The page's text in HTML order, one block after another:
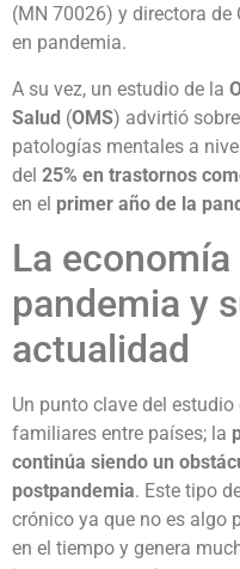
(MN 70026) y directora
en pandemia.
A su vez, un estudio de la
Salud (OMS) advirtió
patologías mentales a
del 25% en trastornos
en el primer año de la
La
pandemia y
actualidad
Un punto clave del
familiares entre países; la
continúa siendo un
postpandemia. Este tipo
crónico ya que no es algo
en el tiempo y genera